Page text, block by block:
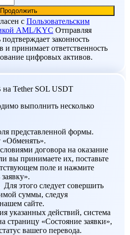
c Пользовательским
AML/KYC Отправляя
подтверждает законность
и принимает ответственность
цифровых активов.
Tether SOL USDT
выполнить несколько
представленной формы.
договора на оказание
вы принимаете их, поставьте
поле и нажмите
Для этого следует совершить
суммы, следуя
сайте.
указанных действий, система
страницу «Состояние заявки»,
вашего перевода.